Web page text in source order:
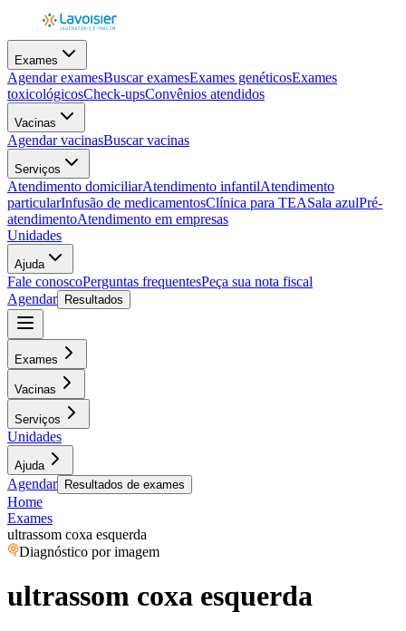
Exames
Agendar examesBuscar examesExames genéticosExames
toxicológicosCheck-upsConvênios atendidos
Vacinas
Agendar vacinasBuscar vacinas
Serviços
Atendimento domiciliarAtendimento infantilAtendimento
particularInfusão de medicamentosClínica para TEASala azulPré-
atendimentoAtendimento em empresas
Unidades
Ajuda
Fale conoscoPerguntas frequentesPeça sua nota fiscal
Agendar
Resultados
Exames
Vacinas
Serviços
Unidades
Ajuda
Agendar Resultados de exames
Home
Exames
ultrassom coxa esquerda
Diagnóstico por imagem
ultrassom coxa esquerda